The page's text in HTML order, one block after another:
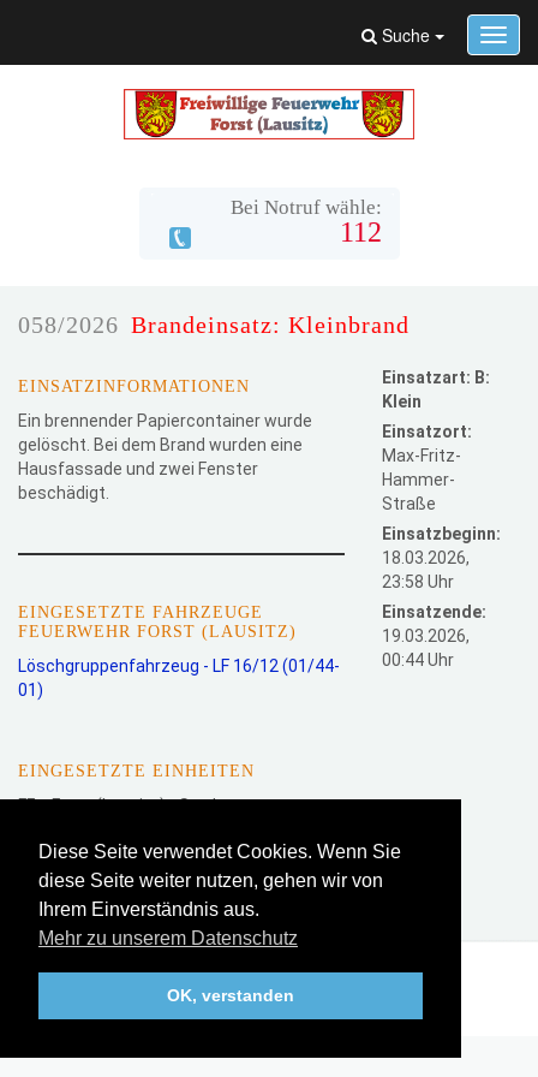
Diese Seite verwendet Cookies. Wenn Sie
diese Seite weiter nutzen, gehen wir von
Ihrem Einverständnis aus.
Mehr zu unserem Datenschutz
OK, verstanden
Suche
Bei Notruf wähle:
112
058/2026 Brandeinsatz: Kleinbrand
Einsatzart: B:
Klein
Einsatzort:
Max-Fritz-
Hammer-
Straße
Einsatzbeginn:
18.03.2026,
23:58 Uhr
Einsatzende:
19.03.2026,
00:44 Uhr
EINSATZINFORMATIONEN
Ein brennender Papiercontainer wurde
gelöscht. Bei dem Brand wurden eine
Hausfassade und zwei Fenster
beschädigt.
EINGESETZTE FAHRZEUGE
FEUERWEHR FORST (LAUSITZ)
Löschgruppenfahrzeug - LF 16/12 (01/44-
01)
EINGESETZTE EINHEITEN
FFw Forst (Lausitz) - Stadt
zurück zur Liste
Impressum Interner Bereich